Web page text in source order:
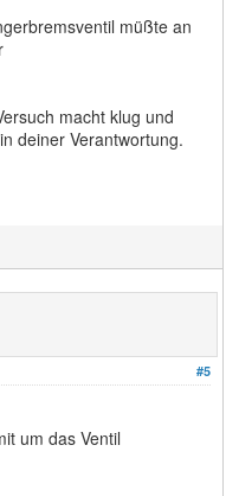
müßte an
macht klug und
deiner Verantwortung.
#5
um das Ventil